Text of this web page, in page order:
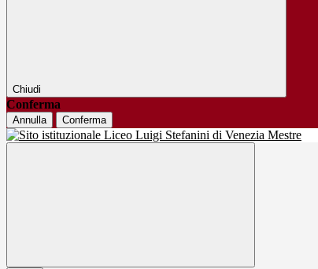
Chiudi
Conferma
Annulla Conferma